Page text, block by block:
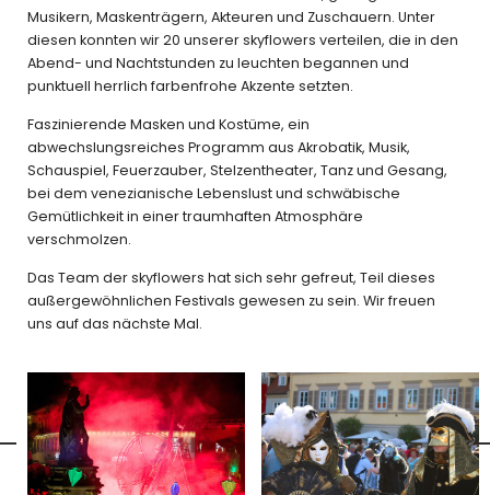
Musikern, Maskenträgern, Akteuren und Zuschauern. Unter
diesen konnten wir 20 unserer skyflowers verteilen, die in den
Abend- und Nachtstunden zu leuchten begannen und
punktuell herrlich farbenfrohe Akzente setzten.
Faszinierende Masken und Kostüme, ein
abwechslungsreiches Programm aus Akrobatik, Musik,
Schauspiel, Feuerzauber, Stelzentheater, Tanz und Gesang,
bei dem venezianische Lebenslust und schwäbische
Gemütlichkeit in einer traumhaften Atmosphäre
verschmolzen.
Das Team der skyflowers hat sich sehr gefreut, Teil dieses
außergewöhnlichen Festivals gewesen zu sein. Wir freuen
uns auf das nächste Mal.